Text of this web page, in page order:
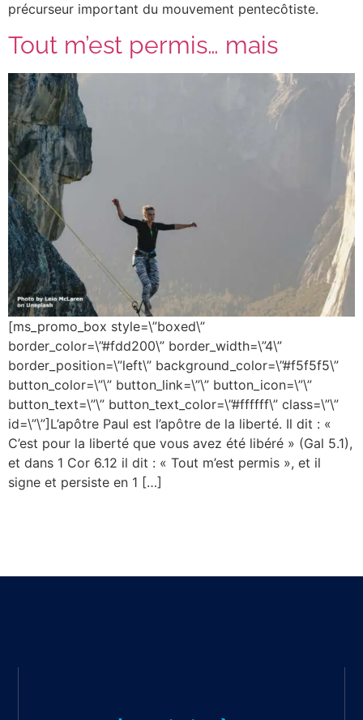
précurseur important du mouvement pentecôtiste.
Tout m’est permis… mais
[ms_promo_box style=\”boxed\”
border_color=\”#fdd200\” border_width=\”4\”
border_position=\”left\” background_color=\”#f5f5f5\”
button_color=\”\” button_link=\”\” button_icon=\”\”
button_text=\”\” button_text_color=\”#ffffff\” class=\”\”
id=\”\”]L’apôtre Paul est l’apôtre de la liberté. Il dit : «
C’est pour la liberté que vous avez été libéré » (Gal 5.1),
et dans 1 Cor 6.12 il dit : « Tout m’est permis », et il
signe et persiste en 1 […]